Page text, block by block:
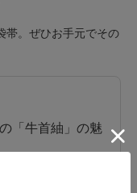
帯。ぜひお手元でその
「牛首紬」の魅